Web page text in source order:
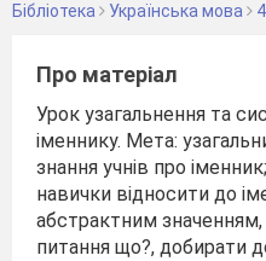
Бібліотека Українська мова
Про матеріал
Урок узагальнення та
іменнику. Мета:
знання учнів про
навички відносити до
абстрактним значенням,
питання що?, добирати